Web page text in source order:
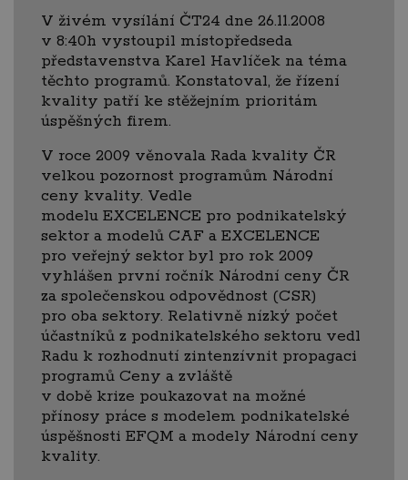
V živém vysílání ČT24 dne 26.11.2008
v 8:40h vystoupil místopředseda
představenstva Karel Havlíček na téma
těchto programů. Konstatoval, že řízení
kvality patří ke stěžejním prioritám
úspěšných firem.
V roce 2009 věnovala Rada kvality ČR
velkou pozornost programům Národní
ceny kvality. Vedle
modelu EXCELENCE pro podnikatelský
sektor a modelů CAF a EXCELENCE
pro veřejný sektor byl pro rok 2009
vyhlášen první ročník Národní ceny ČR
za společenskou odpovědnost (CSR)
pro oba sektory. Relativně nízký počet
účastníků z podnikatelského sektoru vedl
Radu k rozhodnutí zintenzívnit propagaci
programů Ceny a zvláště
v době krize poukazovat na možné
přínosy práce s modelem podnikatelské
úspěšnosti EFQM a modely Národní ceny
kvality.